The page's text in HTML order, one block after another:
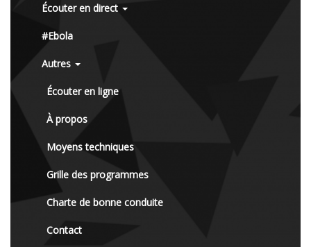
Écouter en direct
#Ebola
Autres
Écouter en ligne
À propos
Moyens techniques
Grille des programmes
Charte de bonne conduite
Contact